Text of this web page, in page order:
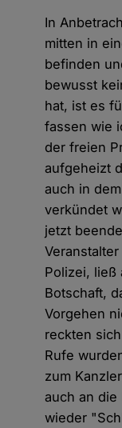
In
mitten in
befinden
bewusst
hat, ist es
fassen wie
der freien
aufgeheizt
auch in
verkündet
jetzt
Polizei, ließ
Botschaft,
Vorgehen
reckten
Rufe
zum
auch an die
wieder